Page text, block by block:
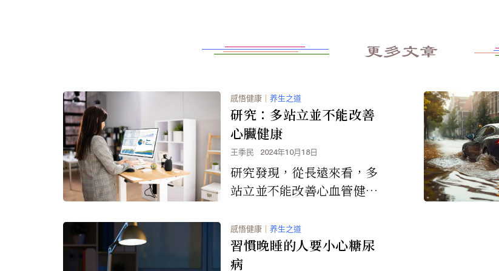
更多文章
感悟健康 ｜ 养生之道
研究：多站立並不能改善
心臟健康
王季民 2024年10月18日
研究發現，從長遠來看，多
站立並不能改善心血管健
題的風險。
感悟健康 ｜ 养生之道
習慣晚睡的人要小心糖尿
病